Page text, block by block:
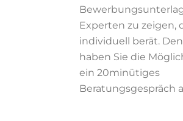
Experten zu zeigen,
individuell berät.
haben Sie die
ein 20minütiges
Beratungsgespräch